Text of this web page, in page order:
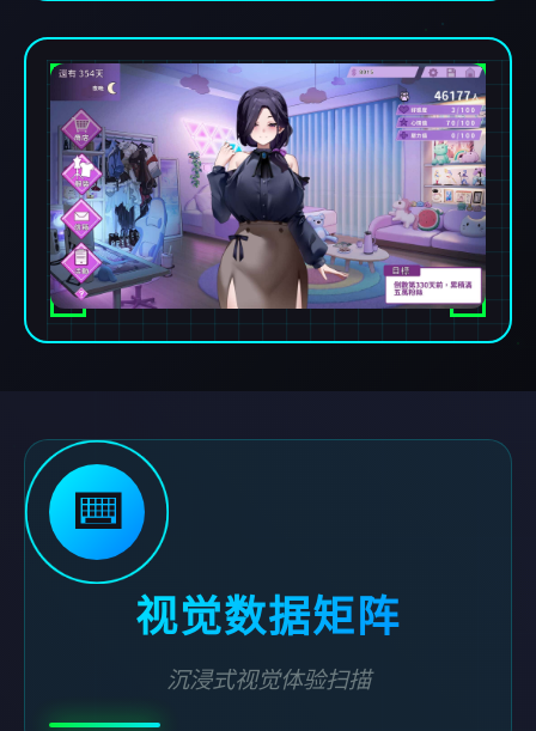
⌨️
视觉数据矩阵
沉浸式视觉体验扫描